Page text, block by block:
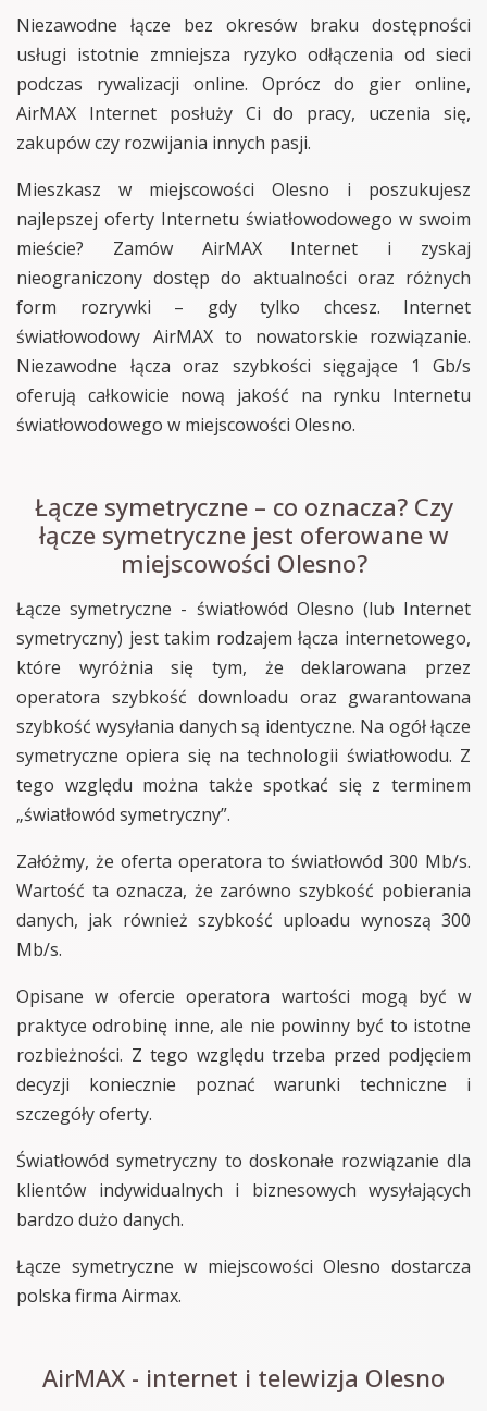
Niezawodne łącze bez okresów braku dostępności
usługi istotnie zmniejsza ryzyko odłączenia od sieci
podczas rywalizacji online. Oprócz do gier online,
AirMAX Internet posłuży Ci do pracy, uczenia się,
zakupów czy rozwijania innych pasji.
Mieszkasz w miejscowości Olesno i poszukujesz
najlepszej oferty Internetu światłowodowego w swoim
mieście? Zamów AirMAX Internet i zyskaj
nieograniczony dostęp do aktualności oraz różnych
form rozrywki – gdy tylko chcesz. Internet
światłowodowy AirMAX to nowatorskie rozwiązanie.
Niezawodne łącza oraz szybkości sięgające 1 Gb/s
oferują całkowicie nową jakość na rynku Internetu
światłowodowego w miejscowości Olesno.
Łącze symetryczne – co oznacza? Czy
łącze symetryczne jest oferowane w
miejscowości Olesno?
Łącze symetryczne - światłowód Olesno (lub Internet
symetryczny) jest takim rodzajem łącza internetowego,
które wyróżnia się tym, że deklarowana przez
operatora szybkość downloadu oraz gwarantowana
szybkość wysyłania danych są identyczne. Na ogół łącze
symetryczne opiera się na technologii światłowodu. Z
tego względu można także spotkać się z terminem
„światłowód symetryczny”.
Załóżmy, że oferta operatora to światłowód 300 Mb/s.
Wartość ta oznacza, że zarówno szybkość pobierania
danych, jak również szybkość uploadu wynoszą 300
Mb/s.
Opisane w ofercie operatora wartości mogą być w
praktyce odrobinę inne, ale nie powinny być to istotne
rozbieżności. Z tego względu trzeba przed podjęciem
decyzji koniecznie poznać warunki techniczne i
szczegóły oferty.
Światłowód symetryczny to doskonałe rozwiązanie dla
klientów indywidualnych i biznesowych wysyłających
bardzo dużo danych.
Łącze symetryczne w miejscowości Olesno dostarcza
polska firma Airmax.
AirMAX - internet i telewizja Olesno